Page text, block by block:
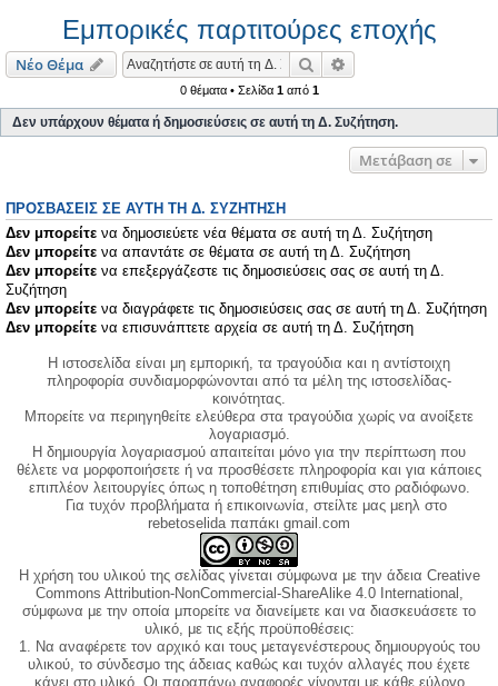
Εμπορικές παρτιτούρες εποχής
Νέο Θέμα Αναζήτηση
0 θέματα • Σελίδα 1από 1
Δεν υπάρχουν θέματα ή δημοσιεύσεις σε αυτή τη Δ. Συζήτηση.
Μετάβαση σε
ΠΡΟΣΒΆΣΕΙΣ ΣΕ ΑΥΤΉ ΤΗ Δ. ΣΥΖΉΤΗΣΗ
Δεν μπορείτε να δημοσιεύετε νέα θέματα σε αυτή τη Δ. Συζήτηση
Δεν μπορείτε να απαντάτε σε θέματα σε αυτή τη Δ. Συζήτηση
Δεν μπορείτε να επεξεργάζεστε τις δημοσιεύσεις σας σε αυτή τη Δ.
Συζήτηση
Δεν μπορείτε να διαγράφετε τις δημοσιεύσεις σας σε αυτή τη Δ. Συζήτηση
Δεν μπορείτε να επισυνάπτετε αρχεία σε αυτή τη Δ. Συζήτηση
Η ιστοσελίδα είναι μη εμπορική, τα τραγούδια και η αντίστοιχη
πληροφορία συνδιαμορφώνονται από τα μέλη της ιστοσελίδας-
κοινότητας.
Μπορείτε να περιηγηθείτε ελεύθερα στα τραγούδια χωρίς να ανοίξετε
λογαριασμό.
Η δημιουργία λογαριασμού απαιτείται μόνο για την περίπτωση που
θέλετε να μορφοποιήσετε ή να προσθέσετε πληροφορία και για κάποιες
επιπλέον λειτουργίες όπως η τοποθέτηση επιθυμίας στο ραδιόφωνο.
Για τυχόν προβλήματα ή επικοινωνία, στείλτε μας μεηλ στο
rebetoselida παπάκι gmail.com
Η χρήση του υλικού της σελίδας γίνεται σύμφωνα με την άδεια Creative
Commons Attribution-NonCommercial-ShareAlike 4.0 International,
σύμφωνα με την οποία μπορείτε να διανείμετε και να διασκευάσετε το
υλικό, με τις εξής προϋποθέσεις:
1. Να αναφέρετε τον αρχικό και τους μεταγενέστερους δημιουργούς του
υλικού, το σύνδεσμο της άδειας καθώς και τυχόν αλλαγές που έχετε
κάνει στο υλικό. Οι παραπάνω αναφορές γίνονται με κάθε εύλογο